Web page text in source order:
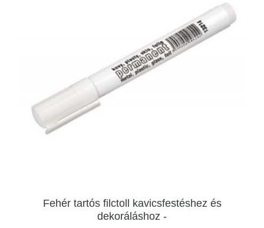
Fehér tartós filctoll kavicsfestéshez és
dekoráláshoz -